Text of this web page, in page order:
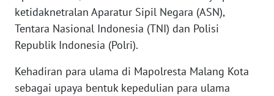
ketidaknetralan Aparatur Sipil Negara (ASN),
Tentara Nasional Indonesia (TNI) dan Polisi
Republik Indonesia (Polri).
Kehadiran para ulama di Mapolresta Malang Kota
sebagai upaya bentuk kepedulian para ulama
REDAKSI
KARIR